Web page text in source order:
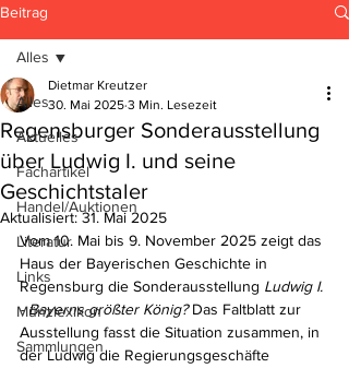
Beitrag
Alles
Aktuelles
Fachartikel
Handel/Auktionen
Literatur
Links
Münzlexikon
Sammlungen
Alles
Regensburger Sonderausstellung
über Ludwig I. und seine
Geschichtstaler
Dietmar Kreutzer
30. Mai 2025 3 Min. Lesezeit
Aktualisiert:31. Mai 2025
Vom 10. Mai bis 9. November 2025 zeigt das
Haus der Bayerischen Geschichte in
Regensburg die Sonderausstellung Ludwig I.
- Bayerns größter König? Das Faltblatt zur
Ausstellung fasst die Situation zusammen, in
der Ludwig die Regierungsgeschäfte